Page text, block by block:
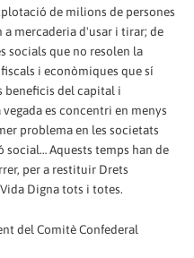
de milions de persones
a mercaderia d'usar i tirar; de
socials que no resolen la
i econòmiques que sí
beneficis del capital i
es concentri en menys
problema en les societats
Aquests temps han de
per a restituir Drets
Digna tots i totes.
del Comitè Confederal